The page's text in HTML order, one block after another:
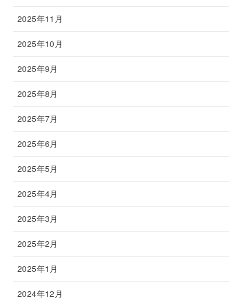
2025年11月
2025年10月
2025年9月
2025年8月
2025年7月
2025年6月
2025年5月
2025年4月
2025年3月
2025年2月
2025年1月
2024年12月